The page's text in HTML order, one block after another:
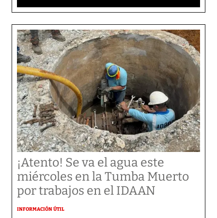
¡Atento! Se va el agua este
miércoles en la Tumba Muerto
por trabajos en el IDAAN
INFORMACIÓN ÚTIL